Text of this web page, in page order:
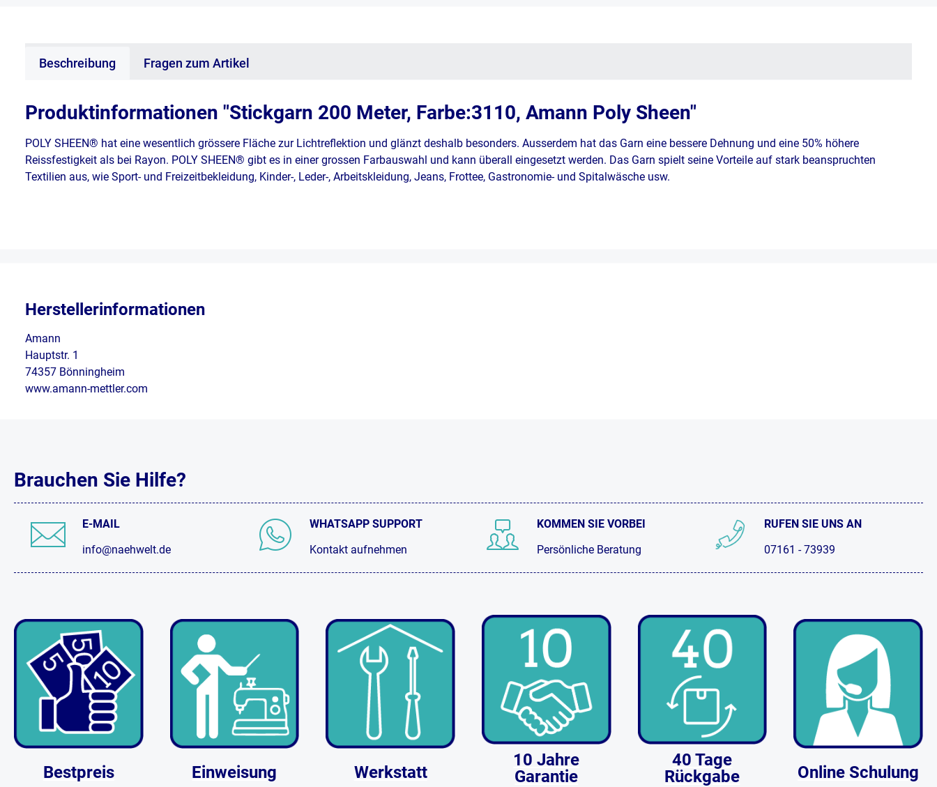
Beschreibung Fragen zum Artikel
Produktinformationen "Stickgarn 200 Meter, Farbe:3110, Amann Poly Sheen"
POLY SHEEN® hat eine wesentlich grössere Fläche zur Lichtreflektion und glänzt deshalb besonders. Ausserdem hat das Garn eine bessere Dehnung und eine 50% höhere
Reissfestigkeit als bei Rayon. POLY SHEEN® gibt es in einer grossen Farbauswahl und kann überall eingesetzt werden. Das Garn spielt seine Vorteile auf stark beanspruchten
Textilien aus, wie Sport- und Freizeitbekleidung, Kinder-, Leder-, Arbeitskleidung, Jeans, Frottee, Gastronomie- und Spitalwäsche usw.
Herstellerinformationen
Amann
Hauptstr. 1
74357 Bönningheim
www.amann-mettler.com
Brauchen Sie Hilfe?
E-MAIL
info@naehwelt.de
WHATSAPP SUPPORT
Kontakt aufnehmen
KOMMEN SIE VORBEI
Persönliche Beratung
RUFEN SIE UNS AN
07161 - 73939
Bestpreis Einweisung Werkstatt
10 Jahre
Garantie
40 Tage
Rückgabe
Online Schulung